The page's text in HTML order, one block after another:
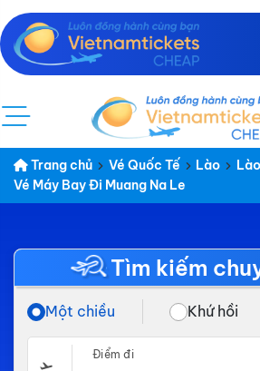
Trang chủ Vé Quốc Tế Lào
Vé Máy Bay Đi Muang Na Le
Tìm kiếm
Một chiều Khứ hồi
Điểm đi